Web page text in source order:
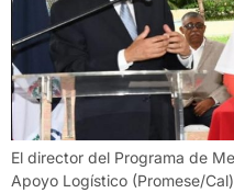
El director del Programa de
Apoyo Logístico (Promese/